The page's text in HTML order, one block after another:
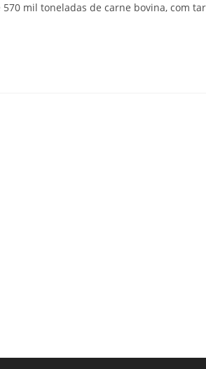
mil toneladas de carne bovina, com